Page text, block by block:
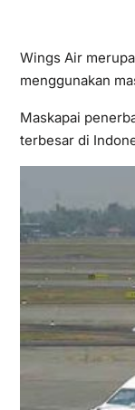
Wings Air
menggunakan
Maskapai
terbesar di